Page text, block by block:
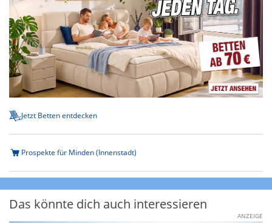
Jetzt Betten entdecken
Prospekte für Minden (Innenstadt)
Das könnte dich auch interessieren
ANZEIGE